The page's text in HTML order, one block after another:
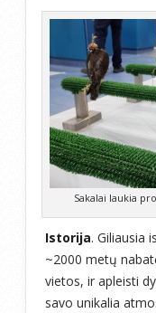
Sakalai laukia
Istorija. Giliausia
~2000 metų
vietos, ir apleisti
savo unikalia